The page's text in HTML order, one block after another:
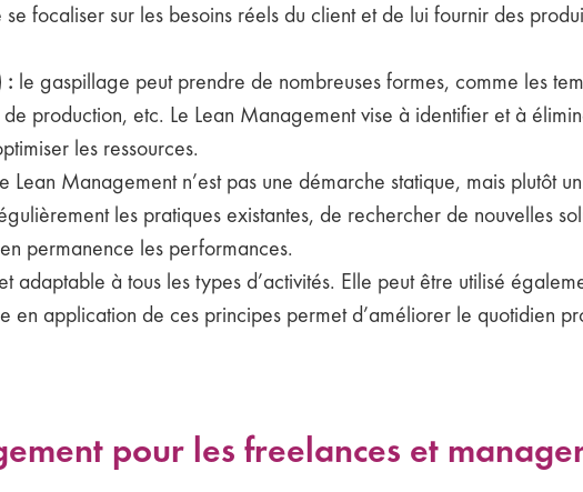
se focaliser sur les besoins réels du client et de lui fournir des
: le gaspillage peut prendre de nombreuses formes, comme les
production, etc. Le Lean Management vise à identifier et à
les ressources.
le Lean Management n’est pas une démarche statique, mais plutôt
les pratiques existantes, de rechercher de nouvelles
permanence les performances.
adaptable à tous les types d’activités. Elle peut être utilisé
en application de ces principes permet d’améliorer le quotidien
pour les freelances et